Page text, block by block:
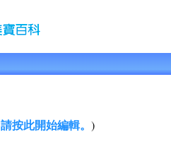
請按此開始編輯。 )